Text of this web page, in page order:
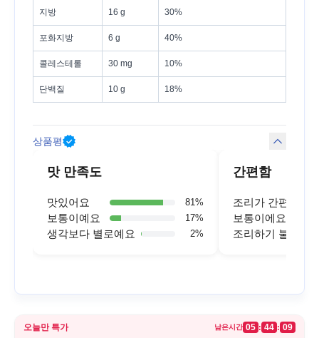
지방 16 g 30%
포화지방 6 g 40%
콜레스테롤 30 mg 10%
단백질 10 g 18%
상품평
맛 만족도
맛있어요 81%
보통이예요 17%
생각보다 별로예요 2%
간편함
조리가 간편해요
보통이에요
조리하기 불편해
오늘만 특가 남은시간 05 : 44 : 09